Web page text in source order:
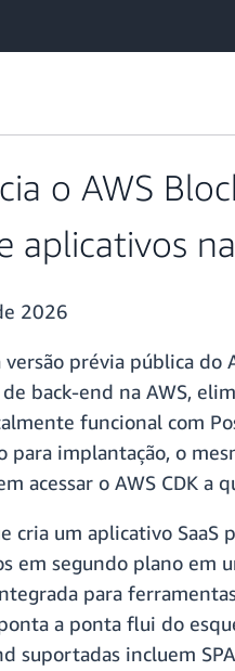
o AWS
aplicativos
2026
versão prévia pública
back-end na AWS,
funcional com
implantação, o
acessar o AWS CDK
cria um aplicativo SaaS
em segundo plano em
para
a ponta flui do
suportadas incluem